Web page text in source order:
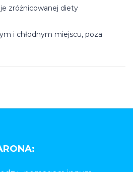
zróżnicowanej diety
i chłodnym miejscu, poza